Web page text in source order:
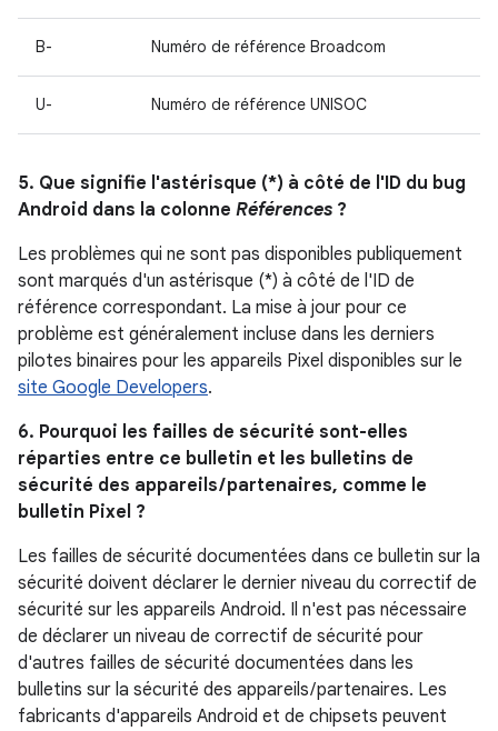
B- Numéro de référence Broadcom
U- Numéro de référence UNISOC
5. Que signifie l'astérisque (*) à côté de l'ID du bug
Android dans la colonne Références ?
Les problèmes qui ne sont pas disponibles publiquement
sont marqués d'un astérisque (*) à côté de l'ID de
référence correspondant. La mise à jour pour ce
problème est généralement incluse dans les derniers
pilotes binaires pour les appareils Pixel disponibles sur le
site Google Developers.
6. Pourquoi les failles de sécurité sont-elles
réparties entre ce bulletin et les bulletins de
sécurité des appareils / partenaires, comme le
bulletin Pixel ?
Les failles de sécurité documentées dans ce bulletin sur la
sécurité doivent déclarer le dernier niveau du correctif de
sécurité sur les appareils Android. Il n'est pas nécessaire
de déclarer un niveau de correctif de sécurité pour
d'autres failles de sécurité documentées dans les
bulletins sur la sécurité des appareils / partenaires. Les
fabricants d'appareils Android et de chipsets peuvent